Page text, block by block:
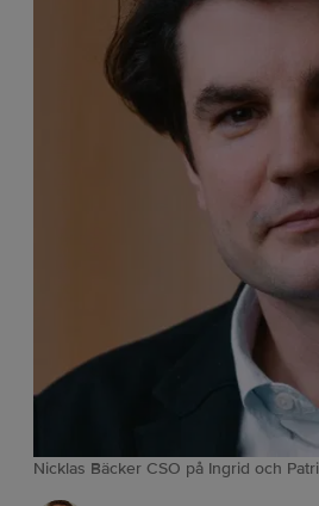
Nicklas Bäcker CSO på Ingrid och